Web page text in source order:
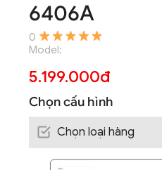
6406A
0
Model:
5.199.000đ
Chọn cấu hình
Chọn loại hàng